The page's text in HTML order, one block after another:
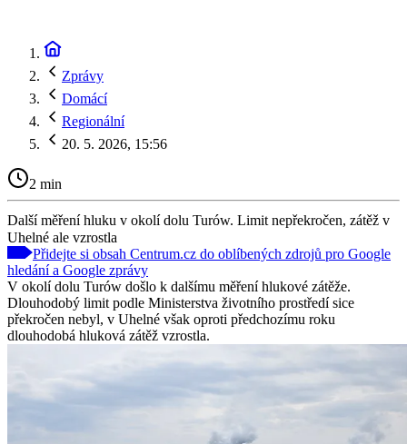
Zprávy
Domácí
Regionální
20. 5. 2026, 15:56
2 min
Další měření hluku v okolí dolu Turów. Limit nepřekročen, zátěž v
Uhelné ale vzrostla
Přidejte si obsah Centrum.cz do oblíbených zdrojů pro Google
hledání a Google zprávy
V okolí dolu Turów došlo k dalšímu měření hlukové zátěže.
Dlouhodobý limit podle Ministerstva životního prostředí sice
překročen nebyl, v Uhelné však oproti předchozímu roku
dlouhodobá hluková zátěž vzrostla.